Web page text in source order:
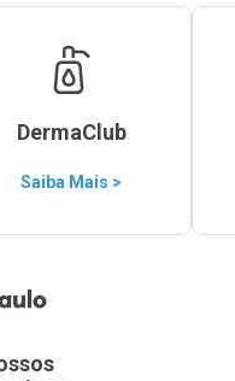
DermaClub
Saiba Mais >